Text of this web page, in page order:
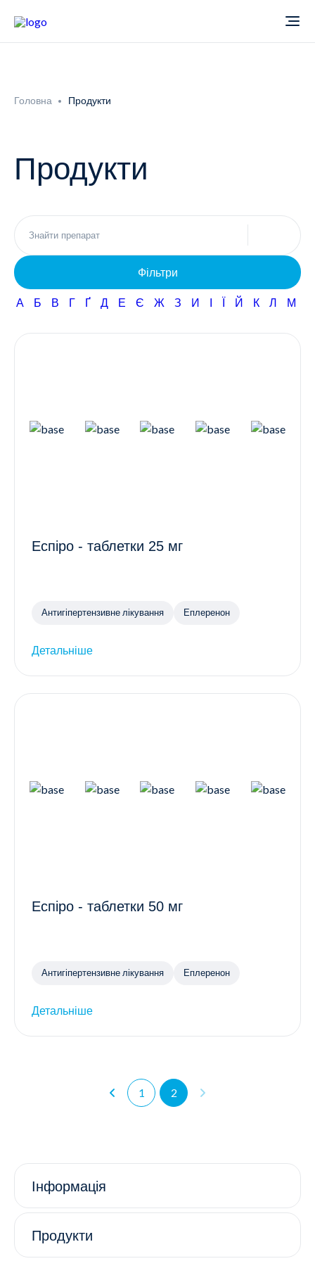
Новини
Неврологія
Фармаконагляд
Кар'єра
Головна Продукти
Продукти
Фільтри
А Б В Г Ґ Д Е Є Ж З И І Ї Й К Л М
Еспіро - таблетки 25 мг
Антигіпертензивне лікування Еплеренон
Детальніше
Еспіро - таблетки 50 мг
Антигіпертензивне лікування Еплеренон
Детальніше
1 2
Інформація
Продукти